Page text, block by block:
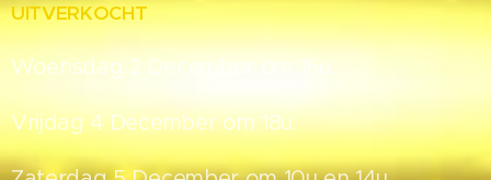
UITVERKOCHT
Woensdag 2 December om 15u.
Vrijdag 4 December om 18u.